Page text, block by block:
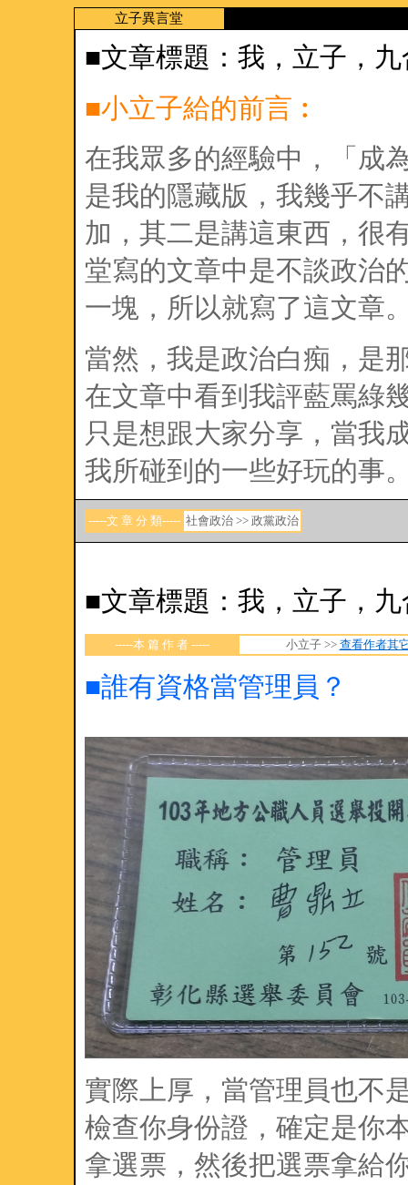
立子異言堂
■文章標題：我，立子，
■小立子給的前言︰
在我眾多的經驗中，「成
是我的隱藏版，我幾乎不
加，其二是講這東西，很
堂寫的文章中是不談政治
一塊，所以就寫了這文章
當然，我是政治白痴，是
在文章中看到我評藍罵綠
只是想跟大家分享，當我
我所碰到的一些好玩的事
-----文 章 分 類----- 社會政治 >> 政黨政治
■文章標題：我，立子，
-----本 篇 作 者 ----- 小立子>> 查看作者其
■誰有資格當管理員？
實際上厚，當管理員也不
檢查你身份證，確定是你
拿選票，然後把選票拿給